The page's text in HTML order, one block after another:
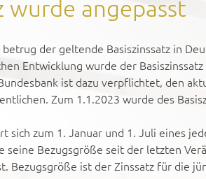
wurde angepasst
der geltende Basiszinssatz in
Entwicklung wurde der
ist dazu verpflichtet, den
Zum 1.1.2023 wurde des
sich zum 1. Januar und 1. Juli eines
seine Bezugsgröße seit der letzten
Bezugsgröße ist der Zinssatz für die